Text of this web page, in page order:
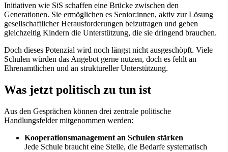
Initiativen wie SiS schaffen eine Brücke zwischen den
Generationen. Sie ermöglichen es Senior:innen, aktiv zur Lösung
gesellschaftlicher Herausforderungen beizutragen und geben
gleichzeitig Kindern die Unterstützung, die sie dringend brauchen.
Doch dieses Potenzial wird noch längst nicht ausgeschöpft. Viele
Schulen würden das Angebot gerne nutzen, doch es fehlt an
Ehrenamtlichen und an struktureller Unterstützung.
Was jetzt politisch zu tun ist
Aus den Gesprächen können drei zentrale politische
Handlungsfelder mitgenommen werden:
Kooperationsmanagement an Schulen stärken
Jede Schule braucht eine Stelle, die Bedarfe systematisch